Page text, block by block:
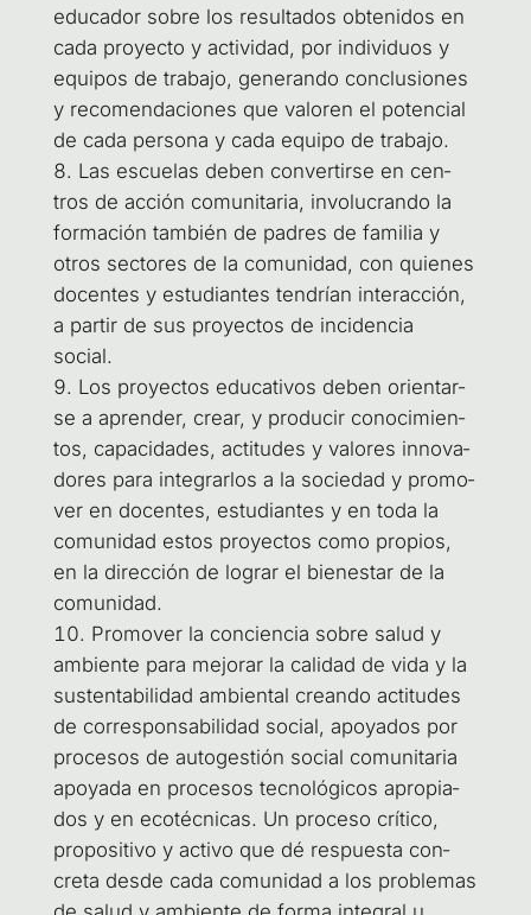
edu­ca­dor sobre los resul­ta­dos obte­ni­dos en
cada pro­yec­to y acti­vi­dad, por indi­vi­duos y
equi­pos de tra­ba­jo, gene­ran­do con­clu­sio­nes
y reco­men­da­cio­nes que valo­ren el poten­cial
de cada per­so­na y cada equi­po de trabajo.
Las escue­las deben con­ver­tir­se en cen­
tros de acción comu­ni­ta­ria, invo­lu­cran­do la
for­ma­ción tam­bién de padres de fami­lia y
otros sec­to­res de la comu­ni­dad, con quie­nes
docen­tes y estu­dian­tes ten­drían inter­ac­ción,
a par­tir de sus pro­yec­tos de inci­den­cia
social.
Los pro­yec­tos edu­ca­ti­vos deben orien­tar­
se a apren­der, crear, y pro­du­cir cono­ci­mien­
tos, capa­ci­da­des, acti­tu­des y valo­res inno­va­
do­res para inte­grar­los a la socie­dad y pro­mo­
ver en docen­tes, estu­dian­tes y en toda la
comu­ni­dad estos pro­yec­tos como pro­pios,
en la direc­ción de lograr el bien­es­tar de la
comunidad.
Pro­mo­ver la con­cien­cia sobre salud y
ambien­te para mejo­rar la cali­dad de vida y la
sus­ten­ta­bi­li­dad ambien­tal crean­do acti­tu­des
de corres­pon­sa­bi­li­dad social, apo­ya­dos por
pro­ce­sos de auto­ges­tión social comu­ni­ta­ria
apo­ya­da en pro­ce­sos tec­no­ló­gi­cos apro­pia­
dos y en eco­téc­ni­cas. Un pro­ce­so crí­ti­co,
pro­po­si­ti­vo y acti­vo que dé res­pues­ta con­
cre­ta des­de cada comu­ni­dad a los pro­ble­mas